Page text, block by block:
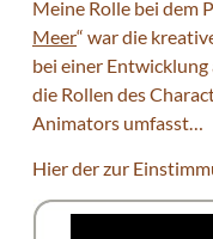
Meine Rolle bei dem
Meer“ war die
bei einer Entwicklung
die Rollen des
Animators umfasst…
Hier der zur